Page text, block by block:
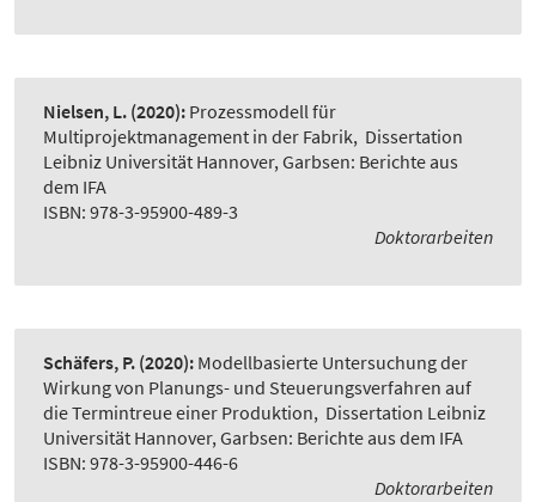
Nielsen, L. (2020): Prozessmodell für
Multiprojektmanagement in der Fabrik, Dissertation
Leibniz Universität Hannover, Garbsen: Berichte aus
dem IFA
ISBN: 978-3-95900-489-3
Doktorarbeiten
Schäfers, P. (2020): Modellbasierte Untersuchung der
Wirkung von Planungs- und Steuerungsverfahren auf
die Termintreue einer Produktion, Dissertation Leibniz
Universität Hannover, Garbsen: Berichte aus dem IFA
ISBN: 978-3-95900-446-6
Doktorarbeiten